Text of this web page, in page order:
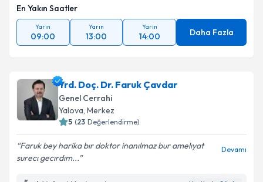
Takvim Talebini Gönder
En Yakın Saatler
Yarın
09:00
Yarın
13:00
Yarın
14:00 Daha Fazla
Yrd. Doç. Dr. Faruk Çavdar
Genel Cerrahi
Yalova, Merkez
5 (23 Değerlendirme)
Faruk bey harika bır doktor inanılmaz bur amelıyat
surecı gecırdım...
Devamı